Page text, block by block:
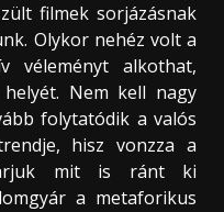
filmek sorjázásnak
Olykor nehéz volt a
véleményt alkothat,
Nem kell nagy
folytatódik a valós
hisz vonzza a
mit is ránt ki
a metaforikus